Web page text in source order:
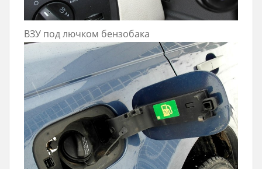
ВЗУ под лючком бензобака